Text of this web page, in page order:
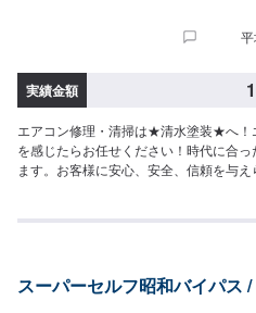
実績金額
エアコン修理・清掃は★清水塗装★へ！
を感じたらお任せください！時代に合
ます。お客様に安心、安全、信頼を与
-------【1】オファーにてお問い合わせ
併せてお伝えいただければ、スムーズ
ついて◇◇◇◇・車両タイプ別に代車を
スーパーセルフ昭和バイパス